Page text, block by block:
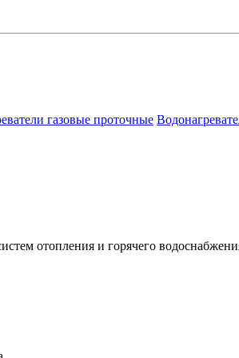
газовые проточные
отопления и горячего